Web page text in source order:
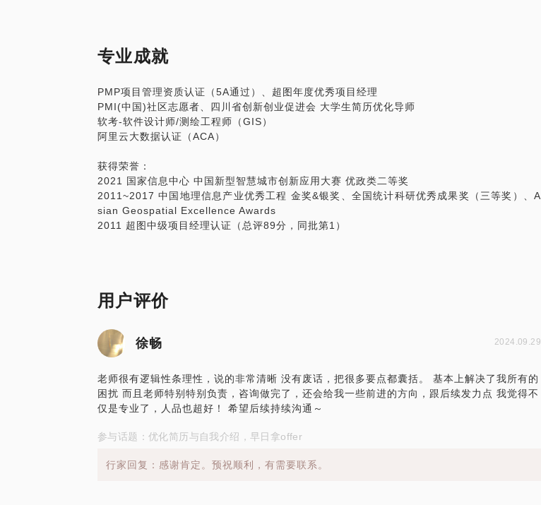
专业成就
PMP项目管理资质认证（5A通过）、超图年度优秀项目经理
PMI(中国)社区志愿者、四川省创新创业促进会 大学生简历优化导师
软考-软件设计师/测绘工程师（GIS）
阿里云大数据认证（ACA）
获得荣誉：
2021 国家信息中心 中国新型智慧城市创新应用大赛 优政类二等奖
2011~2017 中国地理信息产业优秀工程 金奖&银奖、全国统计科研优秀成果奖（三等奖）、A
sian Geospatial Excellence Awards
2011 超图中级项目经理认证（总评89分，同批第1）
用户评价
徐畅 2024.09.29
老师很有逻辑性条理性，说的非常清晰 没有废话，把很多要点都囊括。 基本上解决了我所有的
困扰 而且老师特别特别负责，咨询做完了，还会给我一些前进的方向，跟后续发力点 我觉得不
仅是专业了，人品也超好！ 希望后续持续沟通～
参与话题：优化简历与自我介绍，早日拿offer
行家回复：感谢肯定。预祝顺利，有需要联系。